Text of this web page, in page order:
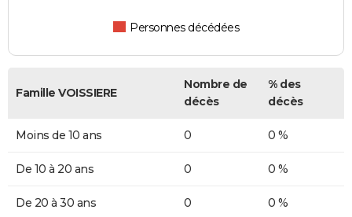
Personnes décédées
Famille VOISSIERE
Nombre de
décès
% des
décès
Moins de 10 ans 0 0 %
De 10 à 20 ans 0 0 %
De 20 à 30 ans 0 0 %